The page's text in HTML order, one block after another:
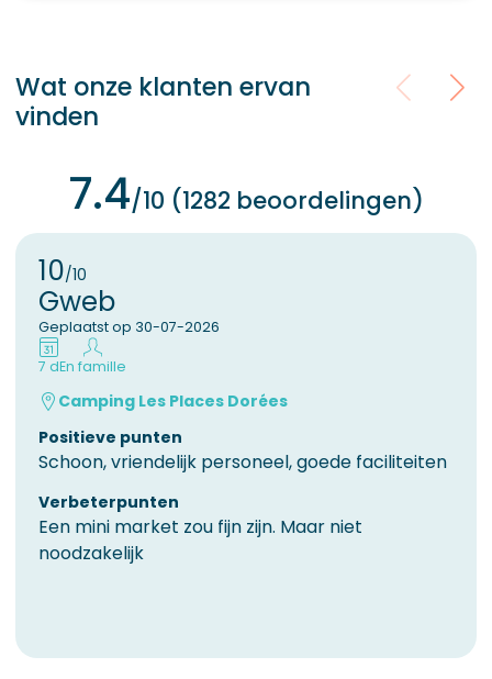
Wat onze klanten ervan
vinden
7.4/10 (1282 beoordelingen)
10/10
Gweb
Geplaatst op 30-07-2026
7 dEn famille
Camping Les Places Dorées
Positieve punten
Schoon, vriendelijk personeel, goede faciliteiten
Verbeterpunten
Een mini market zou fijn zijn. Maar niet
noodzakelijk